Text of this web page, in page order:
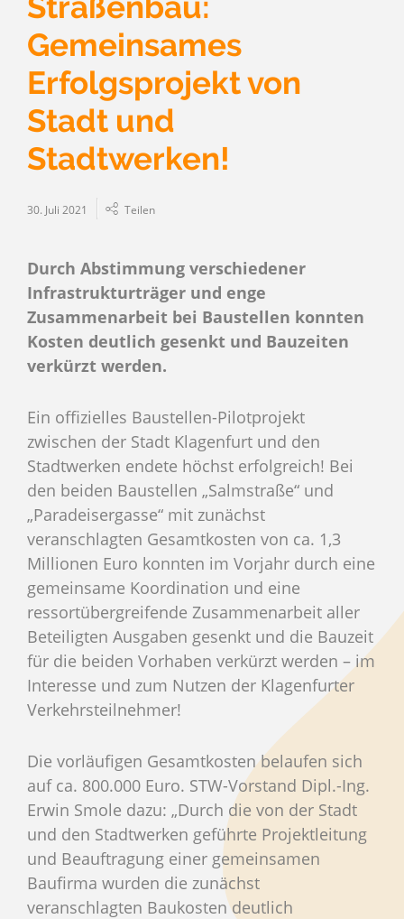
Gemeinsames
Erfolgsprojekt von
Stadt und
Stadtwerken!
30. Juli 2021 Teilen
Durch Abstimmung verschiedener
Infrastrukturträger und enge
Zusammenarbeit bei Baustellen konnten
Kosten deutlich gesenkt und Bauzeiten
verkürzt werden.
Ein offizielles Baustellen-Pilotprojekt
zwischen der Stadt Klagenfurt und den
Stadtwerken endete höchst erfolgreich! Bei
den beiden Baustellen „Salmstraße“ und
„Paradeisergasse“ mit zunächst
veranschlagten Gesamtkosten von ca. 1,3
Millionen Euro konnten im Vorjahr durch eine
gemeinsame Koordination und eine
ressortübergreifende Zusammenarbeit aller
Beteiligten Ausgaben gesenkt und die Bauzeit
für die beiden Vorhaben verkürzt werden – im
Interesse und zum Nutzen der Klagenfurter
Verkehrsteilnehmer!
Die vorläufigen Gesamtkosten belaufen sich
auf ca. 800.000 Euro. STW-Vorstand Dipl.-Ing.
Erwin Smole dazu: „Durch die von der Stadt
und den Stadtwerken geführte Projektleitung
und Beauftragung einer gemeinsamen
Baufirma wurden die zunächst
veranschlagten Baukosten deutlich